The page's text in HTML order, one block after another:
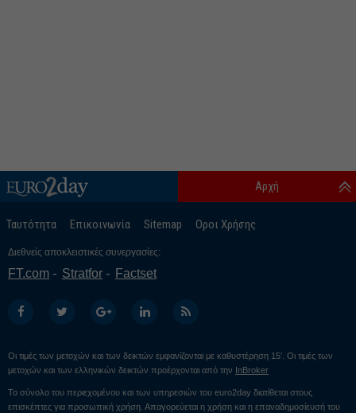
Ταυτότητα Επικοινωνία Sitemap Οροι Χρήσης
Αρχή
Διεθνείς αποκλειστικές συνεργασίες:
FT.com Stratfor Factset
Οι τιμές των μετοχών και των δεικτών εμφανίζονται με καθυστέρηση 15’. Οι τιμές των
μετοχών και των ελληνικών δεικτών προέρχονται από την InBroker
Το σύνολο του περιεχομένου και των υπηρεσιών του euro2day διατίθεται στους
επισκέπτες για προσωπική χρήση. Απαγορεύεται η χρήση και η επαναδημοσίευσή του